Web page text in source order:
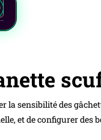
la sensibilité des
et de configurer des